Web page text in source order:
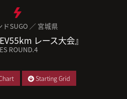
SUGO ／ 宮城県
レース大会』
ROUND.4
Starting Grid